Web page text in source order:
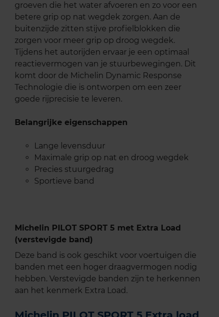
groeven die het water afvoeren en zo voor een
betere grip op nat wegdek zorgen. Aan de
buitenzijde zitten stijve profielblokken die
zorgen voor meer grip op droog wegdek.
Tijdens het autorijden ervaar je een optimaal
reactievermogen van je stuurbewegingen. Dit
komt door de Michelin Dynamic Response
Technologie die is ontworpen om een zeer
goede rijprecisie te leveren.
Belangrijke eigenschappen
Lange levensduur
Maximale grip op nat en droog wegdek
Precies stuurgedrag
Sportieve band
Michelin PILOT SPORT 5 met Extra Load
(verstevigde band)
Deze band is ook geschikt voor voertuigen die
banden met een hoger draagvermogen nodig
hebben. Verstevigde banden zijn te herkennen
aan het kenmerk Extra Load.